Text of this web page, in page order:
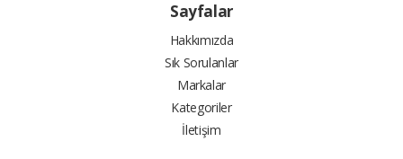
Sayfalar
Hakkımızda
Sık Sorulanlar
Markalar
Kategoriler
İletişim